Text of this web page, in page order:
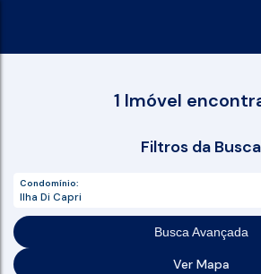
1 Imóvel
Condomínio:
Ilha Di Capri
Busca Avançada
Ver Mapa